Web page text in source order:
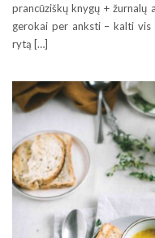
prancūziškų knygų + žurnalų
gerokai per anksti – kalti vis
rytą […]